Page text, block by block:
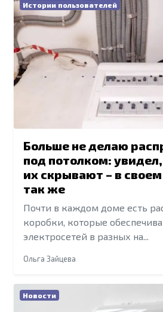
Истории пользователей
Больше не делаю
под потолком:
их скрывают – в
так же
Почти в каждом доме есть
коробки, которые
электросетей в разных на...
Ольга Зайцева
Новости